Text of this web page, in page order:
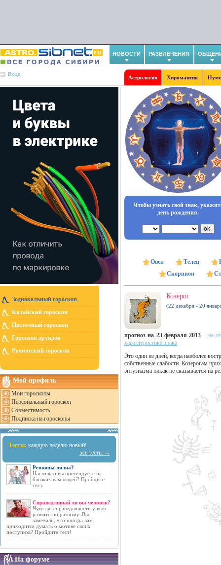
НОВОСТИ РАЗВЛЕЧЕНИЯ
Вход
Астрология Хиромантия
Зодиакальный гороскоп
Китайский гороскоп
Цветочный гороскоп
Гороскоп друидов
Рунический гороскоп
Мой профиль
Мои гороскопы
Персональный гороскоп
Совместимость
Подписка на гороскопы
Тесты: каждую неделю новый!
все тесты →
Ревнивы ли вы?
Насколько вы претендуете на
близких вам людей? Пройдите
тест.
Справедливый ли вы человек?
Чувство справедливости у всех
развито по разному. Вы
замечали, что иногда вам
приходится думать о мотиве своих
поступков? Пройдите тест!
На форуме
Чтобы узнать свой знак,
день рождения.
Овен Телец
Скорпион
Козерог
(22 декабря - 20
прогноз на 23 февраля 2013
на
характеристика знака
Это один из дней, когда наиболее
собственные слабости. Козерогам
энтузиазма никак не сказывается на